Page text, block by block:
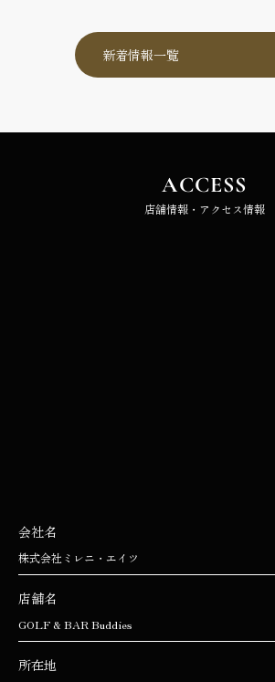
新着情報一覧
ACCESS
店舗情報・アクセス情報
会社名
株式会社ミレニ・エイツ
店舗名
GOLF & BAR Buddies
所在地